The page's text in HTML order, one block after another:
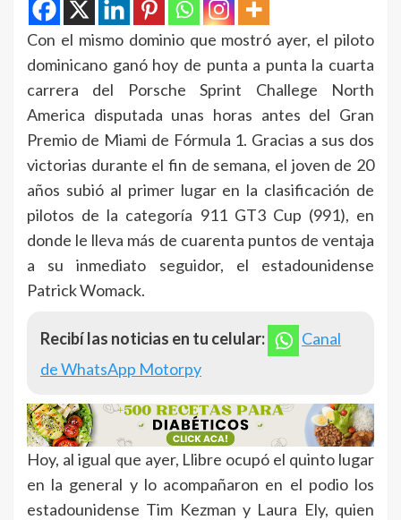
Con el mismo dominio que mostró ayer, el piloto
dominicano ganó hoy de punta a punta la cuarta
carrera del Porsche Sprint Challege North
America disputada unas horas antes del Gran
Premio de Miami de Fórmula 1. Gracias a sus dos
victorias durante el fin de semana, el joven de 20
años subió al primer lugar en la clasificación de
pilotos de la categoría 911 GT3 Cup (991), en
donde le lleva más de cuarenta puntos de ventaja
a su inmediato seguidor, el estadounidense
Patrick Womack.
Recibí las noticias en tu celular:
Canal
de WhatsApp Motorpy
Hoy, al igual que ayer, Llibre ocupó el quinto lugar
en la general y lo acompañaron en el podio los
estadounidense Tim Kezman y Laura Ely, quien